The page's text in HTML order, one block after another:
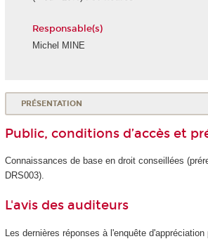
Responsable(s)
Michel MINE
PRÉSENTATION
Public, conditions d’accès et
Connaissances de base en droit conseillées
DRS003).
L'avis des auditeurs
Les dernières réponses à l'enquête